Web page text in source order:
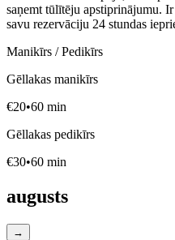
saņemt tūlītēju apstiprinājumu.
savu rezervāciju 24 stundas
Manikīrs / Pedikīrs
Gēllakas manikīrs
€20•60 min
Gēllakas pedikīrs
€30•60 min
augusts
→